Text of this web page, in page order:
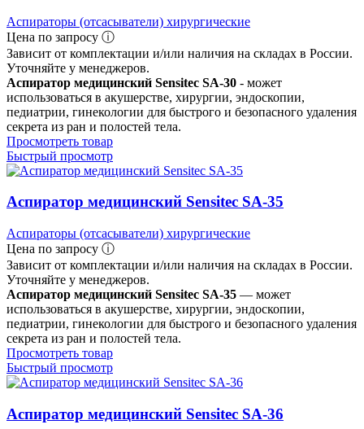
Аспираторы (отсасыватели) хирургические
Цена по запросу ⓘ
Зависит от комплектации и/или наличия на складах в России.
Уточняйте у менеджеров.
Аспиратор медицинский Sensitec SA-30 - может
использоваться в акушерстве, хирургии, эндоскопии,
педиатрии, гинекологии для быстрого и безопасного удаления
секрета из ран и полостей тела.
Просмотреть товар
Быстрый просмотр
Аспиратор медицинский Sensitec SA-35
Аспираторы (отсасыватели) хирургические
Цена по запросу ⓘ
Зависит от комплектации и/или наличия на складах в России.
Уточняйте у менеджеров.
Аспиратор медицинский Sensitec SA-35 — может
использоваться в акушерстве, хирургии, эндоскопии,
педиатрии, гинекологии для быстрого и безопасного удаления
секрета из ран и полостей тела.
Просмотреть товар
Быстрый просмотр
Аспиратор медицинский Sensitec SA-36